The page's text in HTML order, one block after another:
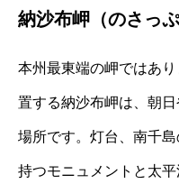
納沙布岬（のさっ
本州最東端の岬ではあ
置する納沙布岬は、朝
場所です。灯台、南千
持つモニュメントと太